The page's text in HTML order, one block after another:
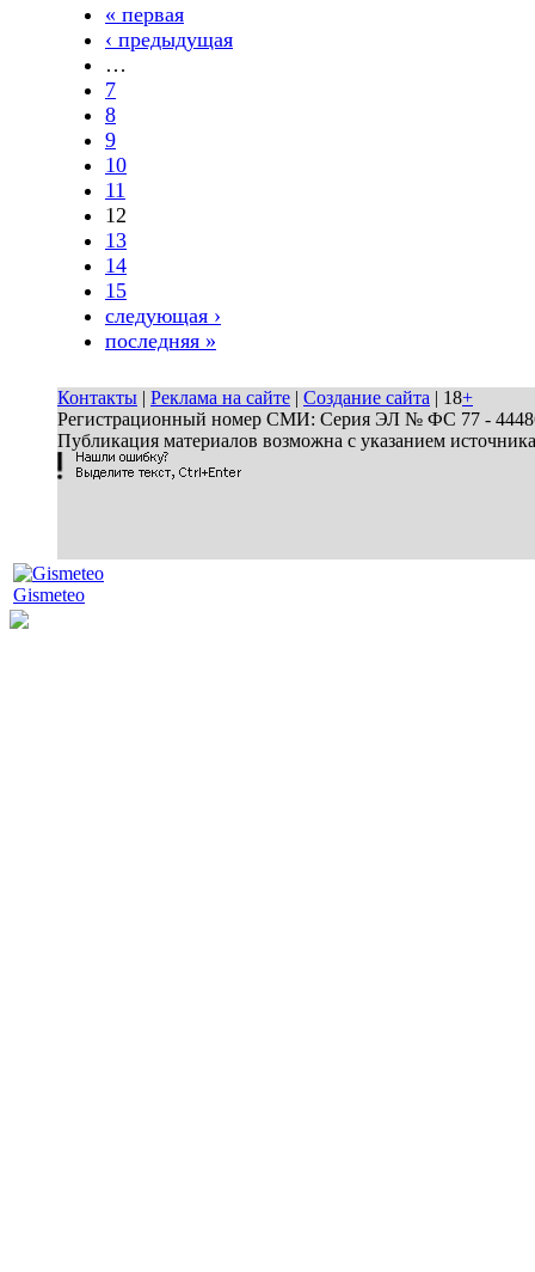
« первая
‹ предыдущая
…
7
8
9
10
11
12
13
14
15
следующая ›
последняя »
Контакты | Реклама на сайте | Создание сайта | 18+
Регистрационный номер СМИ: Серия ЭЛ № ФС 77 - 44486
Публикация материалов возможна с указанием
Gismeteo